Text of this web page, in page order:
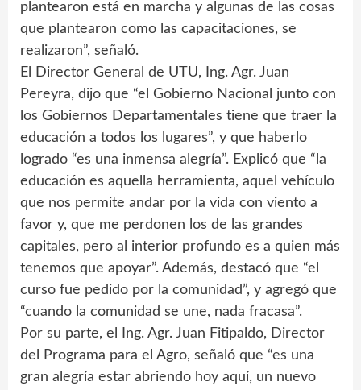
plantearon está en marcha y algunas de las cosas
que plantearon como las capacitaciones, se
realizaron”, señaló.
El Director General de UTU, Ing. Agr. Juan
Pereyra, dijo que “el Gobierno Nacional junto con
los Gobiernos Departamentales tiene que traer la
educación a todos los lugares”, y que haberlo
logrado “es una inmensa alegría”. Explicó que “la
educación es aquella herramienta, aquel vehículo
que nos permite andar por la vida con viento a
favor y, que me perdonen los de las grandes
capitales, pero al interior profundo es a quien más
tenemos que apoyar”. Además, destacó que “el
curso fue pedido por la comunidad”, y agregó que
“cuando la comunidad se une, nada fracasa”.
Por su parte, el Ing. Agr. Juan Fitipaldo, Director
del Programa para el Agro, señaló que “es una
gran alegría estar abriendo hoy aquí, un nuevo